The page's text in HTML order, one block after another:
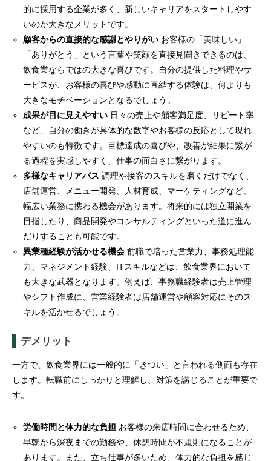
的に採用する企業が多く、新しいキャリアをスタートしやす
いのが大きなメリットです。
顧客からの直接的な感謝とやりがい お客様の「美味しい」
「ありがとう」という言葉や笑顔を直接見聞きできるのは、
飲食業ならではの大きな喜びです。自分の提供した料理やサ
ービスが、お客様の喜びや感動に直結する体験は、何よりも
大きなモチベーションとなるでしょう。
成果が目に見えやすい 日々の売上や顧客満足度、リピート率
など、自分の働きが具体的な数字やお客様の反応として現れ
やすいのも特徴です。目標達成の喜びや、改善が結果に繋が
る過程を実感しやすく、仕事の面白さに繋がります。
多様なキャリアパス 調理や接客のスキルを磨くだけでなく、
店舗運営、メニュー開発、人材育成、マーケティングなど、
幅広い業務に携わる機会があります。将来的には独立開業を
目指したり、商品開発やコンサルティングといった道に進ん
だりすることも可能です。
異業種経験が活かせる機会 前職で培った営業力、事務処理能
力、マネジメント経験、ITスキルなどは、飲食業界において
も大きな武器となります。例えば、事務職経験者は売上管理
やシフト作成に、営業経験者は店舗運営や顧客対応にそのス
キルを活かせるでしょう。
デメリット
一方で、飲食業界には一般的に「きつい」と言われる側面も存在
します。転職前にしっかりと理解し、対策を講じることが重要で
す。
労働時間と体力的な負担 お客様の来店時間に合わせるため、
早朝から深夜までの勤務や、休憩時間が不規則になることが
あります。また、立ち仕事が多いため、体力的な負担を感じ